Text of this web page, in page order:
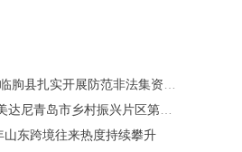
东跨境往来热度持续攀升